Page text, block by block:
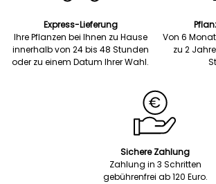
Express-Lieferung
Ihre Pflanzen bei Ihnen zu Hause
innerhalb von 24 bis 48 Stunden
oder zu einem Datum Ihrer Wahl.
Von 6
zu 2
Sichere Zahlung
Zahlung in 3 Schritten
gebührenfrei ab 120 Euro.